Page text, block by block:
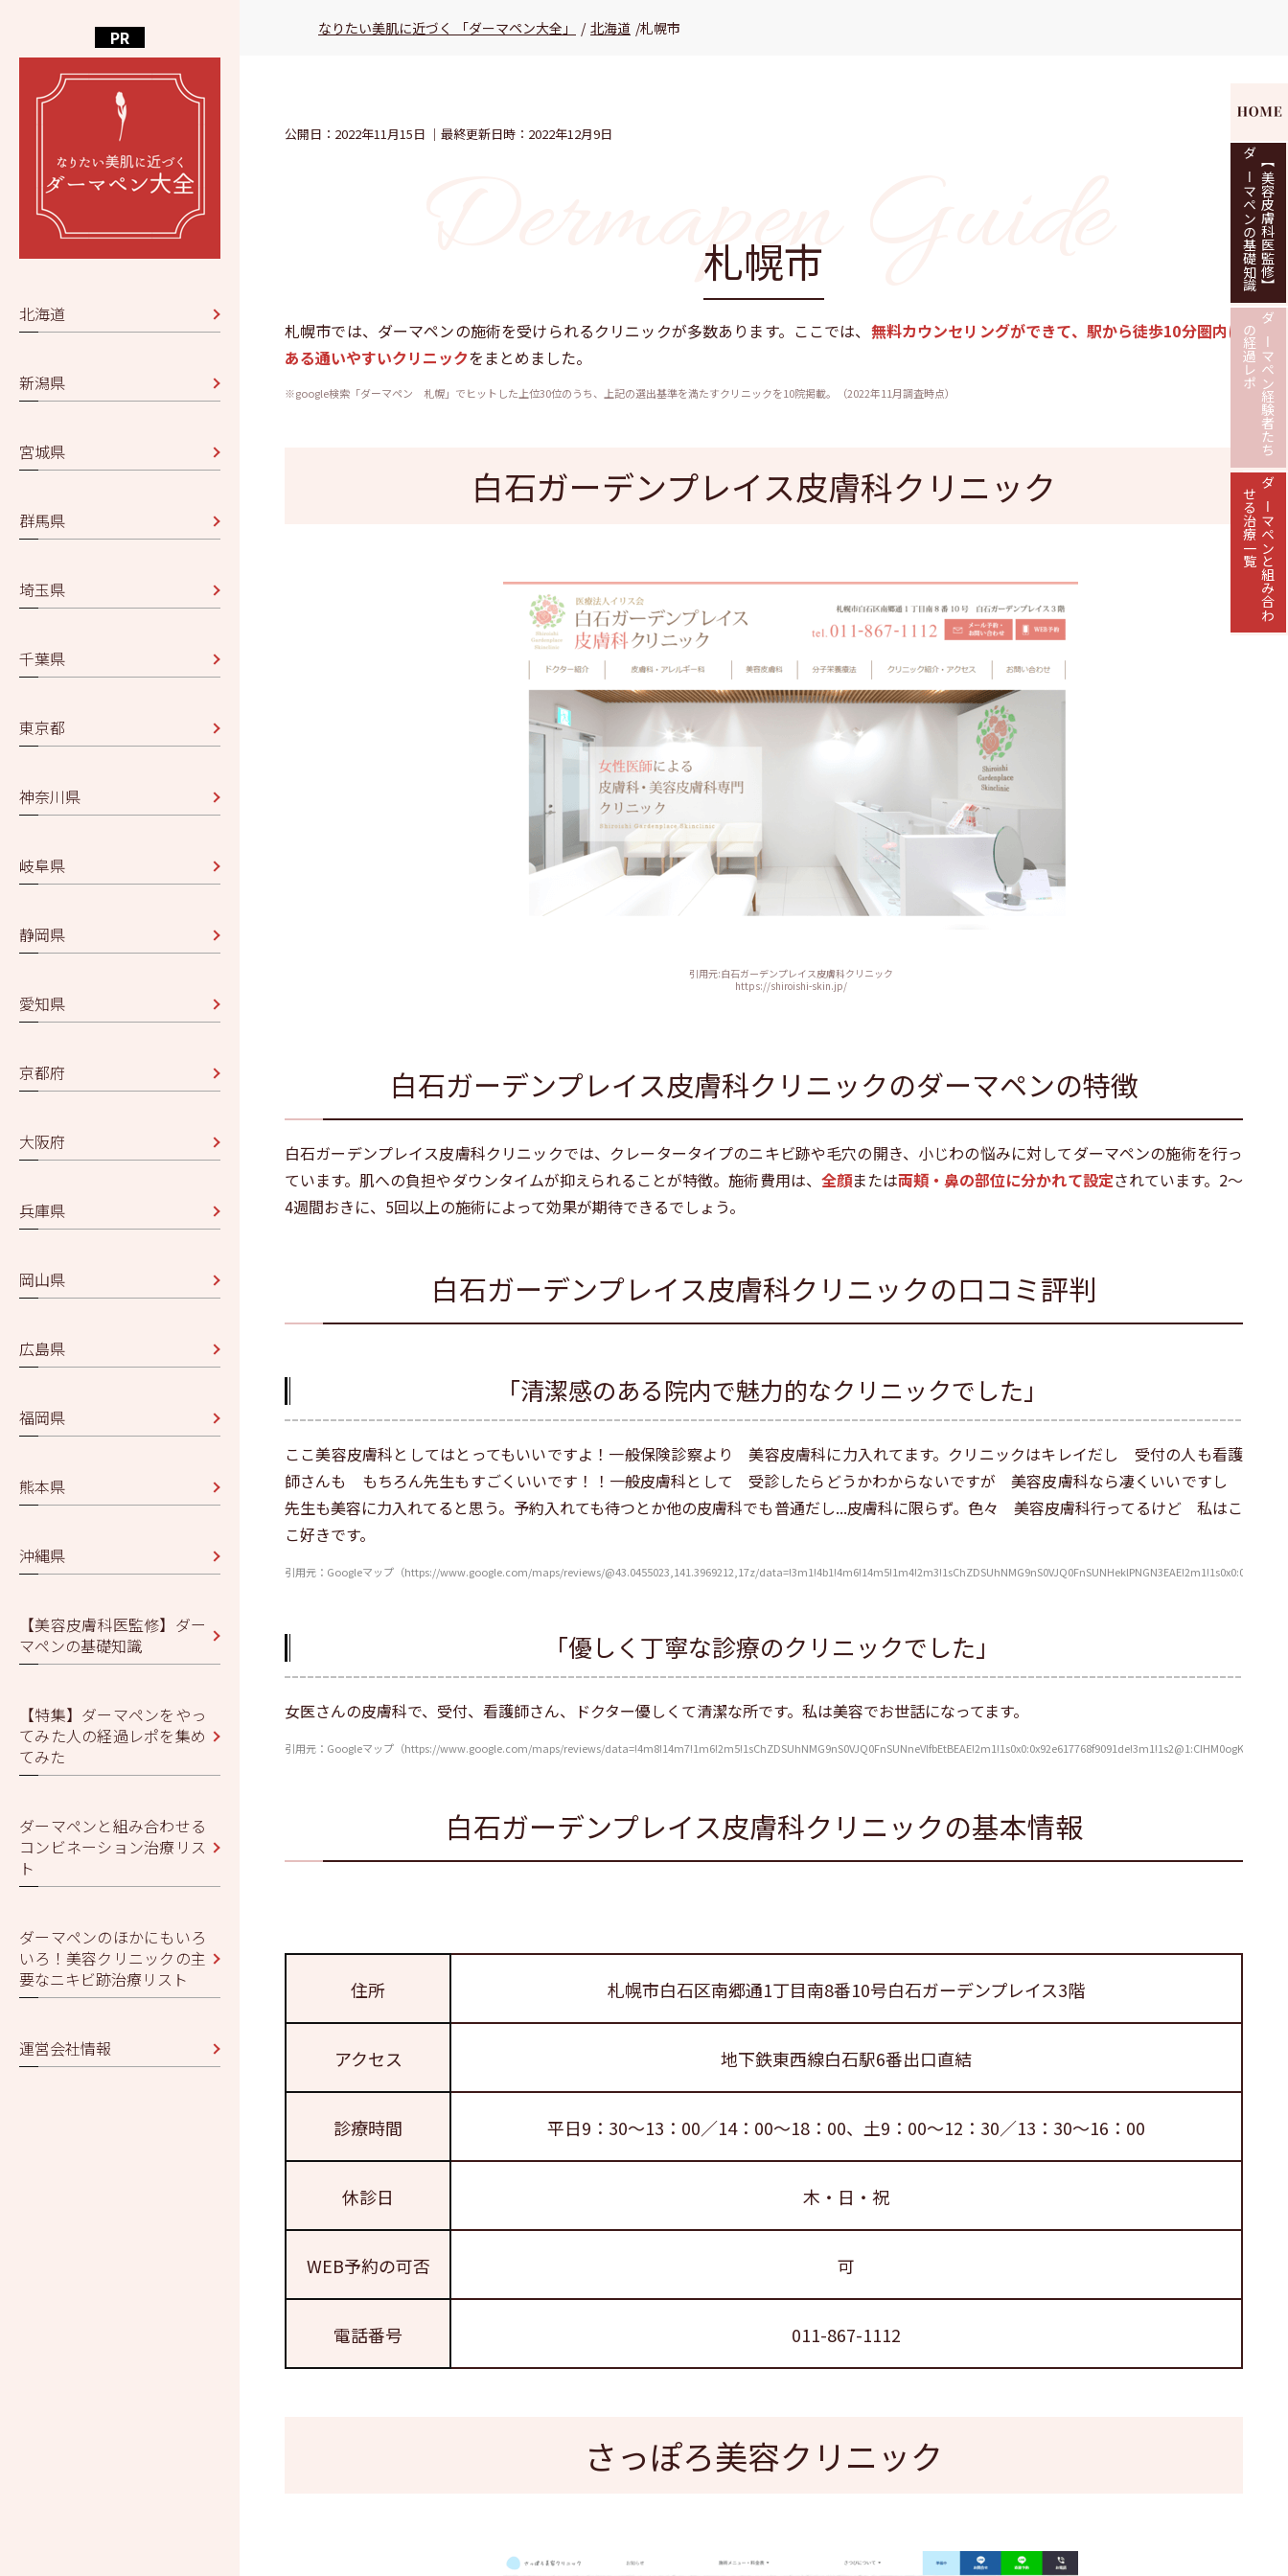
北海道
新潟県
宮城県
群馬県
埼玉県
千葉県
東京都
神奈川県
岐阜県
静岡県
愛知県
京都府
大阪府
兵庫県
岡山県
広島県
福岡県
熊本県
沖縄県
【美容皮膚科医監修】ダー
マペンの基礎知識
【特集】ダーマペンをやっ
てみた人の経過レポを集め
てみた
ダーマペンと組み合わせる
コンビネーション治療リス
ト
ダーマペンのほかにもいろ
いろ！美容クリニックの主
要なニキビ跡治療リスト
運営会社情報
なりたい美肌に近づく 「ダーマペン大全」 / 北海道 /札幌市
公開日：2022年11月15日 ｜最終更新日時：2022年12月9日
札幌市
札幌市では、ダーマペンの施術を受けられるクリニックが多数あります。ここでは、 無料カウンセリングができて、駅から徒歩10分圏内に
ある通いやすいクリニックをまとめました。
※google検索「ダーマペン 札幌」でヒットした上位30位のうち、上記の選出基準を満たすクリニックを10院掲載。（2022年11月調査時点）
白石ガーデンプレイス皮膚科クリニック
引用元:白石ガーデンプレイス皮膚科クリニック
https://shiroishi-skin.jp/
白石ガーデンプレイス皮膚科クリニックのダーマペンの特徴
白石ガーデンプレイス皮膚科クリニックでは、クレータータイプのニキビ跡や毛穴の開き、小じわの悩みに対してダーマペンの施術を行っ
ています。肌への負担やダウンタイムが抑えられることが特徴。施術費用は、 全顔または両頬・鼻の部位に分かれて設定されています。2～
4週間おきに、5回以上の施術によって効果が期待できるでしょう。
白石ガーデンプレイス皮膚科クリニックの口コミ評判
「清潔感のある院内で魅力的なクリニックでした」
ここ美容皮膚科としてはとってもいいですよ！一般保険診察より 美容皮膚科に力入れてます。クリニックはキレイだし 受付の人も看護
師さんも もちろん先生もすごくいいです！！一般皮膚科として 受診したらどうかわからないですが 美容皮膚科なら凄くいいですし
先生も美容に力入れてると思う。予約入れても待つとか他の皮膚科でも普通だし...皮膚科に限らず。色々 美容皮膚科行ってるけど 私はこ
こ好きです。
引用元：Googleマップ（https://www.google.com/maps/reviews/@43.0455023,141.3969212,17z/
「優しく丁寧な診療のクリニックでした」
女医さんの皮膚科で、受付、看護師さん、ドクター優しくて清潔な所です。私は美容でお世話になってます。
引用元：Googleマップ（https://www.google.com/maps/reviews/
白石ガーデンプレイス皮膚科クリニックの基本情報
住所 札幌市白石区南郷通1丁目南8番10号白石ガーデンプレイス3階
アクセス 地下鉄東西線白石駅6番出口直結
診療時間 平日9：30～13：00／14：00～18：00、土9：00～12：30／13：30～16：00
休診日 木・日・祝
WEB予約の可否 可
電話番号 011-867-1112
さっぽろ美容クリニック
【美容皮膚科医監修】
ダーマペンの基礎知識
ダーマペン経験者たち
の経過レポ
ダーマペンと組み合わ
せる治療一覧